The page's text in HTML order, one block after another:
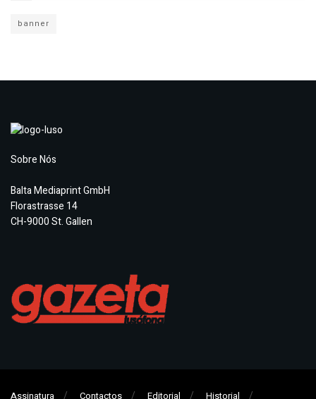
banner
Sobre Nós
Balta Mediaprint GmbH
Florastrasse 14
CH-9000 St. Gallen
Assinatura Contactos Editorial Historial